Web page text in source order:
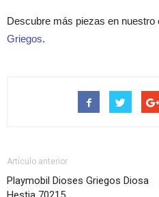
Descubre más piezas en nuestro
Griegos.
Artículo anterior
Playmobil Dioses Griegos Diosa